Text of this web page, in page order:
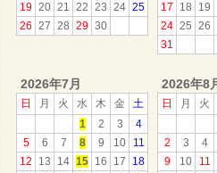
19 20 21 22 23 24 25
26 27 28 29 30
17
18
19
24 25 26
31
2026年7月
日 月 火 水 木 金
土
1
2 3
4
5
6 7 8 9 10
11
12
13 14 15 16 17
18
2026年8
日 月 火
2 3
4
9
10
11